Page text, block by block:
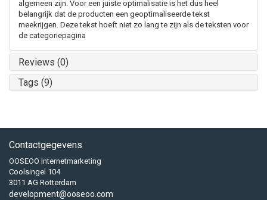
algemeen zijn. Voor een juiste optimalisatie is het dus heel
belangrijk dat de producten een geoptimaliseerde tekst
meekrijgen. Deze tekst hoeft niet zo lang te zijn als de teksten voor
de categoriepagina
Reviews (0)
Tags (9)
Contactgegevens
OOSEOO Internetmarketing
Coolsingel 104
3011 AG Rotterdam
development@ooseoo.com